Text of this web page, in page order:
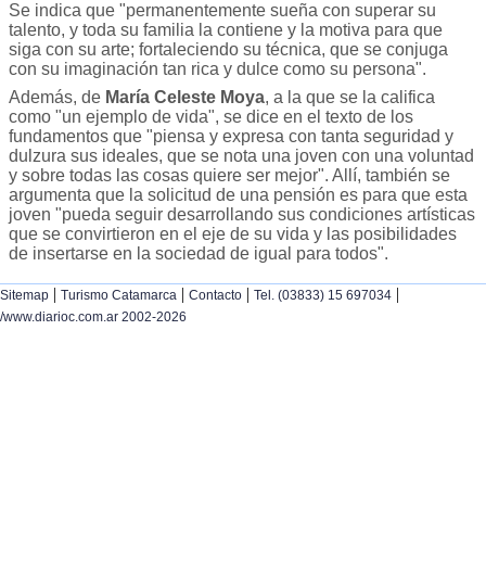
Se indica que "permanentemente sueña con superar su
talento, y toda su familia la contiene y la motiva para que
siga con su arte; fortaleciendo su técnica, que se conjuga
con su imaginación tan rica y dulce como su persona".
Además, de María Celeste Moya, a la que se la califica
como "un ejemplo de vida", se dice en el texto de los
fundamentos que "piensa y expresa con tanta seguridad y
dulzura sus ideales, que se nota una joven con una voluntad
y sobre todas las cosas quiere ser mejor". Allí, también se
argumenta que la solicitud de una pensión es para que esta
joven "pueda seguir desarrollando sus condiciones artísticas
que se convirtieron en el eje de su vida y las posibilidades
de insertarse en la sociedad de igual para todos".
Sitemap | Turismo Catamarca | Contacto | Tel. (03833) 15 697034 |
/www.diarioc.com.ar 2002-2026